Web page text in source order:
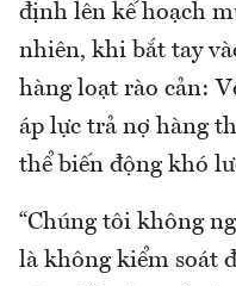
định lên kế hoạch
nhiên, khi bắt tay
hàng loạt rào cản:
áp lực trả nợ hàng
thể biến động khó
“Chúng tôi không
là không kiểm soát